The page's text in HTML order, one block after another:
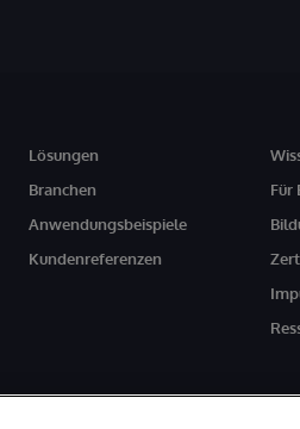
Lösungen
Branchen
Anwendungsbeispiele
Kundenreferenzen
Für